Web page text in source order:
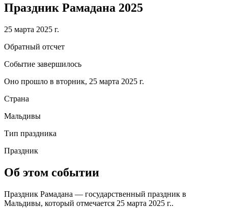
Праздник Рамадана 2025
25 марта 2025 г.
Обратный отсчет
Событие завершилось
Оно прошло в вторник, 25 марта 2025 г.
Страна
Мальдивы
Тип праздника
Праздник
Об этом событии
Праздник Рамадана — государственный праздник в
Мальдивы, который отмечается 25 марта 2025 г..